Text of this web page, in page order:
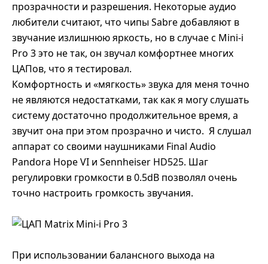
прозрачности и разрешения. Некоторые аудио
любители считают, что чипы Sabre добавляют в
звучание излишнюю яркость, но в случае с Mini-i
Pro 3 это не так, он звучал комфортнее многих
ЦАПов, что я тестировал.
Комфортность и «мягкость» звука для меня точно
не являются недостатками, так как я могу слушать
систему достаточно продолжительное время, а
звучит она при этом прозрачно и чисто. Я слушал
аппарат со своими наушниками Final Audio
Pandora Hope VI и Sennheiser HD525. Шаг
регулировки громкости в 0.5dB позволял очень
точно настроить громкость звучания.
При использовании балансного выхода на